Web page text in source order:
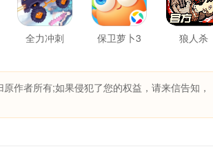
全力冲刺 保卫萝卜3 狼人杀
作者所有;如果侵犯了您的权益，请来信告知，